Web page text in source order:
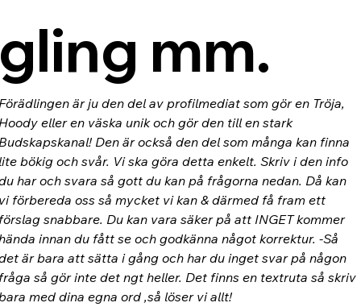
mm.
är ju den del av profilmediat som gör en Tröja,
eller en väska unik och gör den till en stark
Den är också den del som många kan finna
bökig och svår. Vi ska göra detta enkelt. Skriv i den info
har och svara så gott du kan på frågorna nedan. Då kan
förbereda oss så mycket vi kan & därmed få fram ett
snabbare. Du kan vara säker på att INGET kommer
innan du fått se och godkänna något korrektur. -Så
är bara att sätta i gång och har du inget svar på någon
så gör inte det ngt heller. Det finns en textruta så skriv
med dina egna ord ,så löser vi allt!